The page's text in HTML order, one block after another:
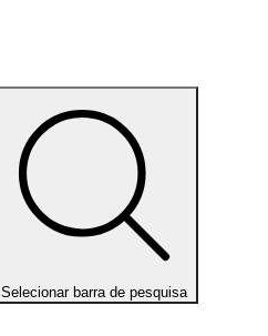
Selecionar barra de pesquisa